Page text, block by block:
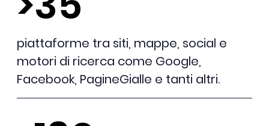
piattaforme tra siti, mappe, social e
motori di ricerca come Google,
Facebook, PagineGialle e tanti altri.